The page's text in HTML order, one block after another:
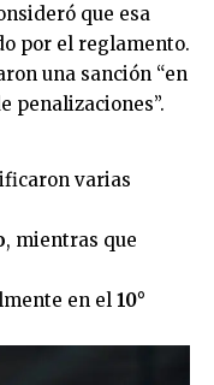
que esa
por el reglamento.
una sanción “en
penalizaciones”.
varias
, mientras que
en el 10°